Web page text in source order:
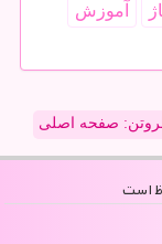
آموزش
صفحه اصلی